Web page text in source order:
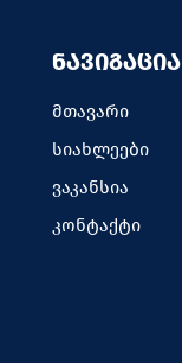
ᲜᲐᲕᲘᲒᲐᲪᲘᲐ
მთავარი
სიახლეები
ვაკანსია
კონტაქტი